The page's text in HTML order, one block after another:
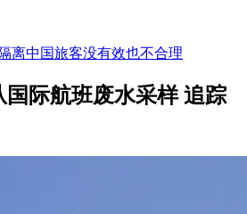
离中国旅客没有效也不合理
国际航班废水采样 追踪